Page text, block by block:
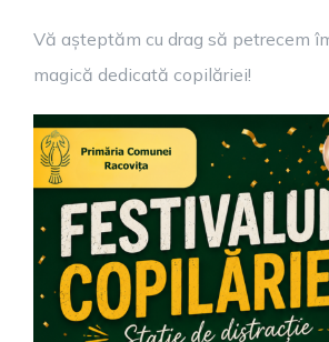
Vă așteptăm cu drag să petrecem
magică dedicată copilăriei!